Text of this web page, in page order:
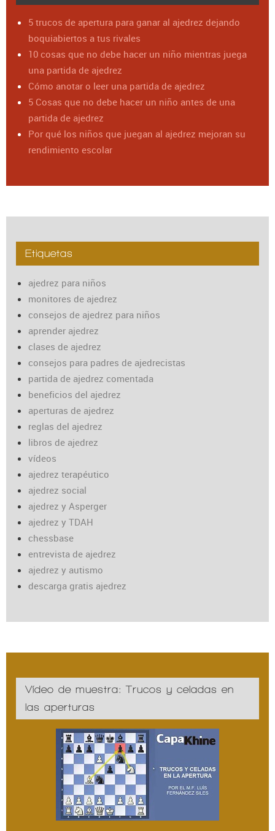
5 trucos de apertura para ganar al ajedrez dejando
boquiabiertos a tus rivales
10 cosas que no debe hacer un niño mientras juega
una partida de ajedrez
Cómo anotar o leer una partida de ajedrez
5 Cosas que no debe hacer un niño antes de una
partida de ajedrez
Por qué los niños que juegan al ajedrez mejoran su
rendimiento escolar
Etiquetas
ajedrez para niños
monitores de ajedrez
consejos de ajedrez para niños
aprender ajedrez
clases de ajedrez
consejos para padres de ajedrecistas
partida de ajedrez comentada
beneficios del ajedrez
aperturas de ajedrez
reglas del ajedrez
libros de ajedrez
vídeos
ajedrez terapéutico
ajedrez social
ajedrez y Asperger
ajedrez y TDAH
chessbase
entrevista de ajedrez
ajedrez y autismo
descarga gratis ajedrez
Vídeo de muestra: Trucos y celadas en
las aperturas